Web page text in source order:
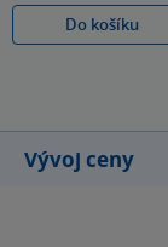
Do košíku
Vývoj ceny